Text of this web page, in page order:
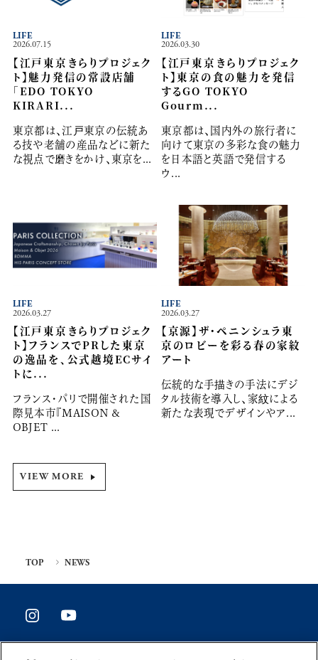
2026.07.15
【江戸東京きらりプロジェク
ト】魅力発信の常設店舗
「EDO TOKYO
KIRARI...
東京都は、江戸東京の伝統あ
る技や老舗の産品などに新た
な視点で磨きをかけ、東京を...
LIFE
2026.03.30
【江戸東京きらりプロジェク
ト】東京の食の魅力を発信
するGO TOKYO
Gourm...
東京都は、国内外の旅行者に
向けて東京の多彩な食の魅力
を日本語と英語で発信する
ウ...
LIFE
2026.03.27
【江戸東京きらりプロジェク
ト】フランスでPRした東京
の逸品を、公式越境ECサイ
トに...
フランス・パリで開催された国
際見本市『MAISON &
OBJET ...
LIFE
2026.03.27
【京源】ザ・ペニンシュラ東
京のロビーを彩る春の家紋
アート
伝統的な手描きの手法にデジ
タル技術を導入し、家紋による
新たな表現でデザインやア...
LIFE
VIEW MORE
TOP NEWS